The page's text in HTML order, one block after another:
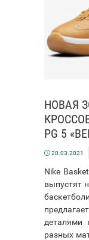
НОВАЯ
PG 5
20.03.2021
Nike
выпустят
деталями
разных